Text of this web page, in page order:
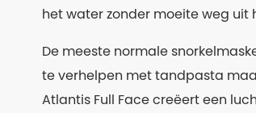
het water zonder moeite weg
De meeste normale
te verhelpen met tandpasta
Atlantis Full Face creëert een